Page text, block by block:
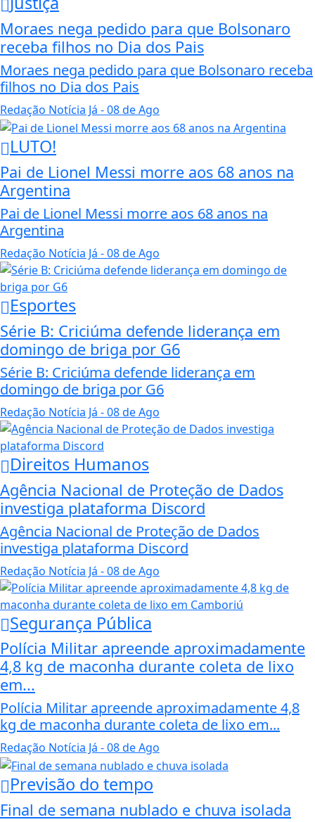
Moraes nega pedido para que Bolsonaro
receba filhos no Dia dos Pais
Moraes nega pedido para que Bolsonaro receba
filhos no Dia dos Pais
Redação Notícia Já - 08 de Ago
LUTO!
Pai de Lionel Messi morre aos 68 anos na
Argentina
Pai de Lionel Messi morre aos 68 anos na
Argentina
Redação Notícia Já - 08 de Ago
Esportes
Série B: Criciúma defende liderança em
domingo de briga por G6
Série B: Criciúma defende liderança em
domingo de briga por G6
Redação Notícia Já - 08 de Ago
Direitos Humanos
Agência Nacional de Proteção de Dados
investiga plataforma Discord
Agência Nacional de Proteção de Dados
investiga plataforma Discord
Redação Notícia Já - 08 de Ago
Segurança Pública
Polícia Militar apreende aproximadamente
4,8 kg de maconha durante coleta de lixo
em...
Polícia Militar apreende aproximadamente 4,8
kg de maconha durante coleta de lixo em...
Redação Notícia Já - 08 de Ago
Previsão do tempo
Final de semana nublado e chuva isolada